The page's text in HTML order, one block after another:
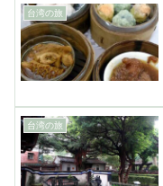
台湾の旅
台湾の旅